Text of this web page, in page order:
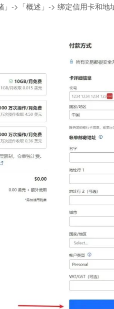
」->「概述」-> 绑定信用卡和